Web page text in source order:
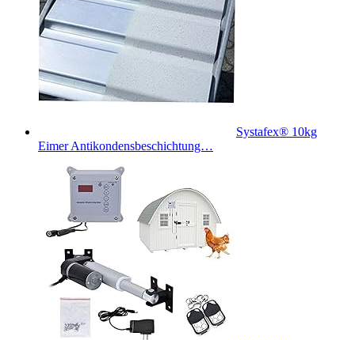
Systafex® 10kg
Eimer Antikondensbeschichtung…